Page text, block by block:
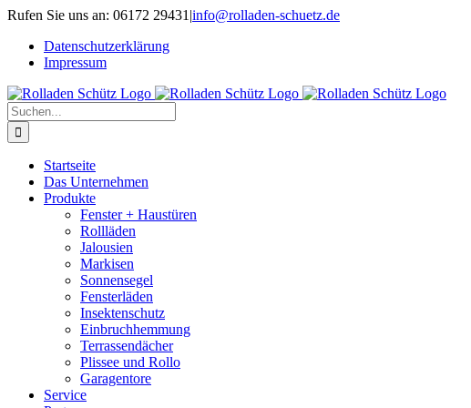
Zum
springen
Rufen Sie uns an: 06172 29431 |info@rolladen-schuetz.de
Datenschutz­erklärung
Impressum
Suche
nach:
Startseite
Das Unternehmen
Produkte
Fenster + Haustüren
Rollläden
Jalousien
Markisen
Sonnensegel
Fensterläden
Insektenschutz
Einbruchhemmung
Terrassendächer
Plissee und Rollo
Garagentore
Service